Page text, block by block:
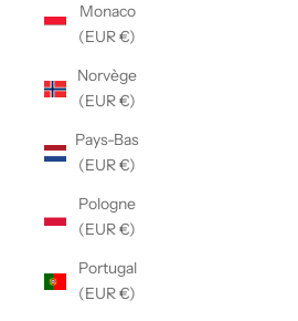
Monaco
(EUR €)
Norvège
(EUR €)
Pays-Bas
(EUR €)
Pologne
(EUR €)
Portugal
(EUR €)